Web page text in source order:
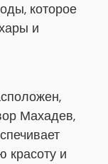
которое
и
Махадев,
красоту и